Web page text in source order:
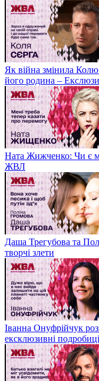
Як війна змінила Колю
його родина –
Ната Жижченко: Чи є
ЖВЛ
Даша Трегубова та
творчі злети
Іванна Онуфрійчук
ексклюзивні